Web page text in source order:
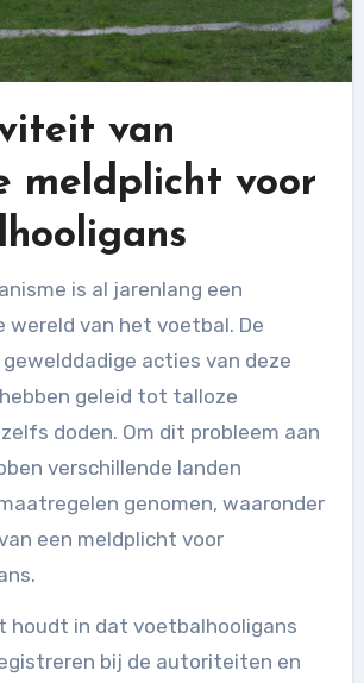
van
meldplicht voor
wereld van het voetbal. De
acties van deze
geleid tot talloze
doden. Om dit probleem aan
verschillende landen
genomen, waaronder
een meldplicht voor
houdt in dat voetbalhooligans
bij de autoriteiten en